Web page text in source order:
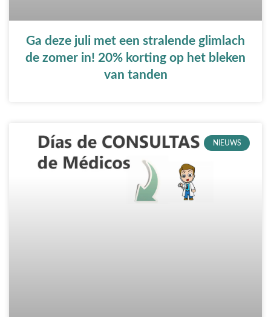
Ga deze juli met een stralende glimlach
de zomer in! 20% korting op het bleken
van tanden
NIEUWS